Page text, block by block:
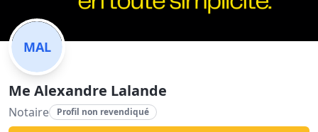
MAL
Me Alexandre Lalande
Notaire Profil non revendiqué